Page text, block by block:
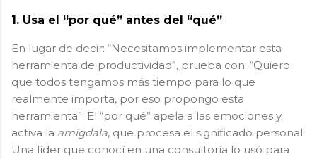
1. Usa el “por qué” antes del “qué”
En lugar de decir: “Necesitamos implementar esta
herramienta de productividad”, prueba con: “Quiero
que todos tengamos más tiempo para lo que
realmente importa, por eso propongo esta
herramienta”. El “por qué” apela a las emociones y
activa la amígdala, que procesa el significado personal.
Una líder que conocí en una consultoría lo usó para